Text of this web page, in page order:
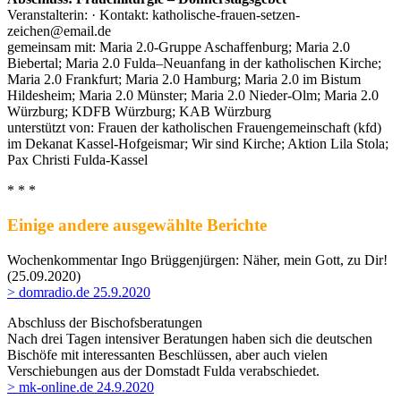
Veranstalterin: · Kontakt: katholische-frauen-setzen-
zeichen@email.de
gemeinsam mit: Maria 2.0-Gruppe Aschaffenburg; Maria 2.0
Biebertal; Maria 2.0 Fulda–Neuanfang in der katholischen Kirche;
Maria 2.0 Frankfurt; Maria 2.0 Hamburg; Maria 2.0 im Bistum
Hildesheim; Maria 2.0 Münster; Maria 2.0 Nieder-Olm; Maria 2.0
Würzburg; KDFB Würzburg; KAB Würzburg
unterstützt von: Frauen der katholischen Frauengemeinschaft (kfd)
im Dekanat Kassel-Hofgeismar; Wir sind Kirche; Aktion Lila Stola;
Pax Christi Fulda-Kassel
* * *
Einige andere ausgewählte Berichte
Wochenkommentar Ingo Brüggenjürgen: Näher, mein Gott, zu Dir!
(25.09.2020)
> domradio.de 25.9.2020
Abschluss der Bischofsberatungen
Nach drei Tagen intensiver Beratungen haben sich die deutschen
Bischöfe mit interessanten Beschlüssen, aber auch vielen
Verschiebungen aus der Domstadt Fulda verabschiedet.
> mk-online.de 24.9.2020